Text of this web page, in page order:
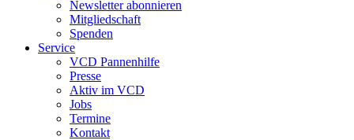
Newsletter abonnieren
Mitgliedschaft
Spenden
Service
VCD Pannenhilfe
Presse
Aktiv im VCD
Jobs
Termine
Kontakt